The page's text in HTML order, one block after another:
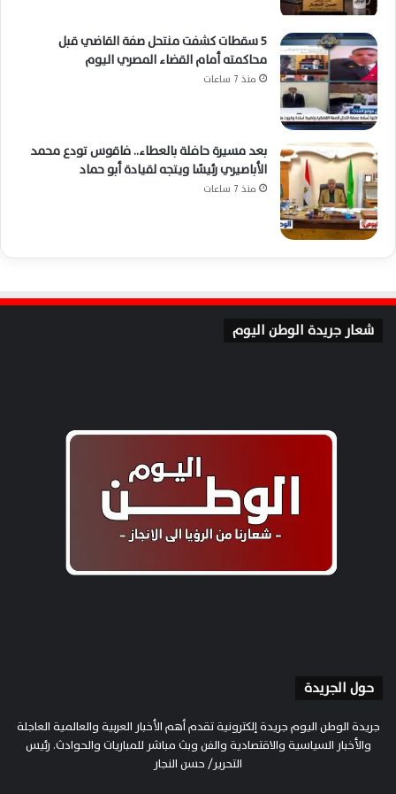
5 سقطات كشفت منتحل صفة القاضي قبل
محاكمته أمام القضاء المصري اليوم
منذ 7 ساعات
بعد مسيرة حافلة بالعطاء.. فاقوس تودع محمد
الأباصيري رئيسًا ويتجه لقيادة أبو حماد
منذ 7 ساعات
شعار جريدة الوطن اليوم
حول الجريدة
جريدة الوطن اليوم جريدة إلكترونية تقدم أهم الأخبار العربية والعالمية العاجلة
والأخبار السياسية والاقتصادية والفن وبث مباشر للمباريات والحوادث. رئيس
التحرير/ حسن النجار